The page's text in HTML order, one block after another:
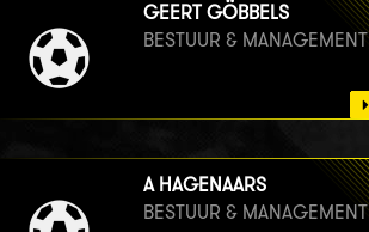
GEERT GÖBBELS
BESTUUR & MANAGEMENT
A HAGENAARS
BESTUUR & MANAGEMENT